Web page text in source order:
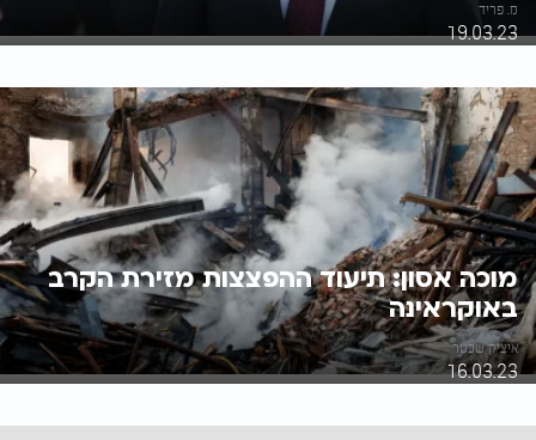
מ. פריד
19.03.23
מוכה אסון: תיעוד ההפצצות מזירת הקרב
באוקראינה
איציק שכטר
16.03.23